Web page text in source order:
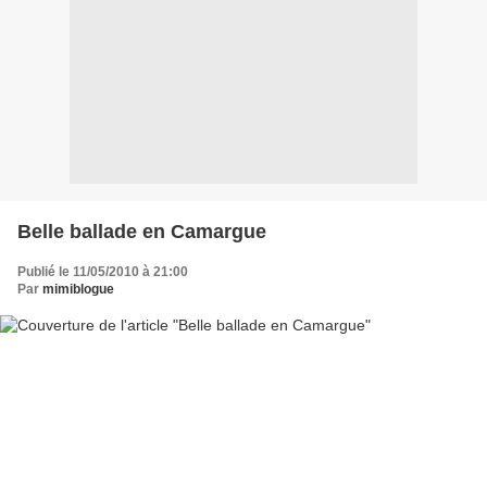
Belle ballade en Camargue
Publié le 11/05/2010 à 21:00
Par mimiblogue